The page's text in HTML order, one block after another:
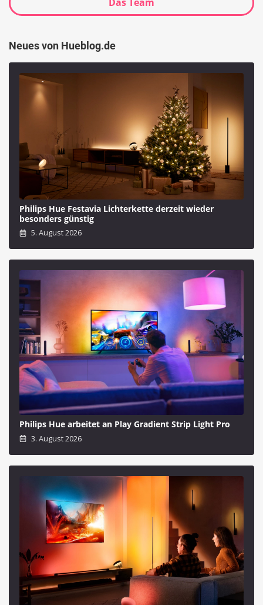
Neues von Hueblog.de
Philips Hue Festavia Lichterkette derzeit wieder
besonders günstig
5. August 2026
Philips Hue arbeitet an Play Gradient Strip Light Pro
3. August 2026